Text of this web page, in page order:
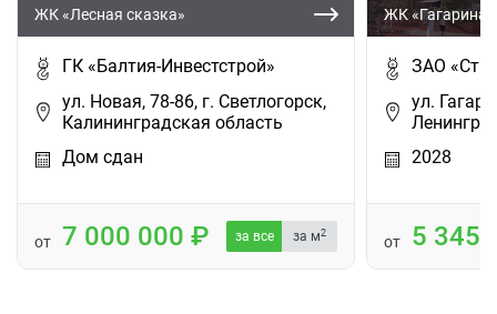
ЖК «Лесная сказка»
ГК «Балтия-Инвестстрой»
ул. Новая, 78-86, г. Светлогорск,
Калининградская область
Дом сдан
от 7 000 000 за все за м2
ЖК «Гагарина
ЗАО
ул.
2028
от 5 345